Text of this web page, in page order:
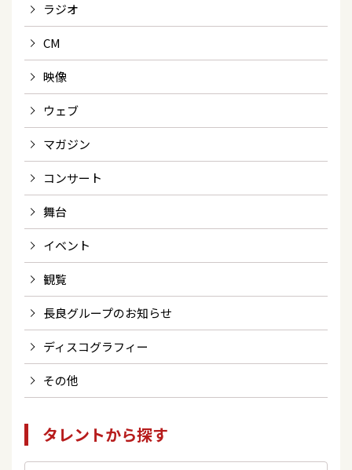
ラジオ
CM
映像
ウェブ
マガジン
コンサート
舞台
イベント
観覧
長良グループのお知らせ
ディスコグラフィー
その他
タレントから探す